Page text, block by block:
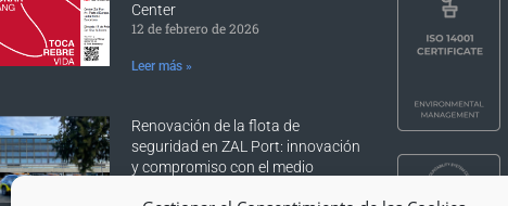
Center
12 de febrero de 2026
Leer más »
Renovación de la flota de
seguridad en ZAL Port: innovación
y compromiso con el medio